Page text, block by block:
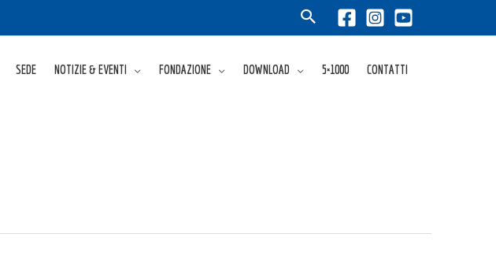
SEDE NOTIZIE & EVENTI FONDAZIONE DOWNLOAD 5×1000 CONTATTI